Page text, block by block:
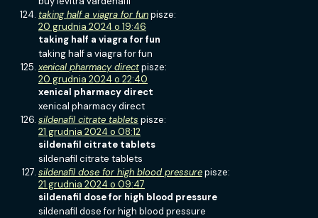
taking half a viagra for funpisze:
20 grudnia 2024 o 19:46
taking half a viagra for fun
taking half a viagra for fun
xenical pharmacy directpisze:
20 grudnia 2024 o 22:40
xenical pharmacy direct
xenical pharmacy direct
sildenafil citrate tablets pisze:
21 grudnia 2024 o 08:12
sildenafil citrate tablets
sildenafil citrate tablets
sildenafil dose for high blood pressurepisze:
21 grudnia 2024 o 09:47
sildenafil dose for high blood pressure
sildenafil dose for high blood pressure